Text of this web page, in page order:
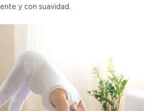
y con suavidad.